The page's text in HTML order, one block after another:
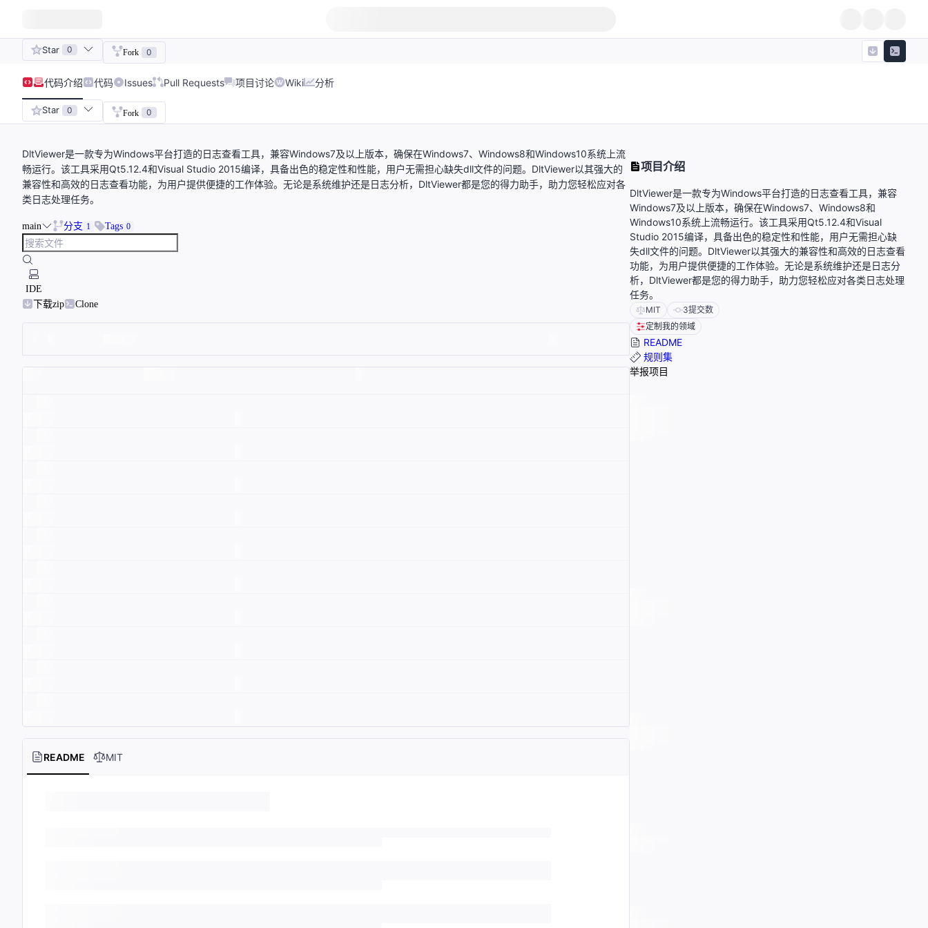
Star 0 Fork 0
代码介绍 代码 Issues Pull Requests 项目讨论 Wiki 分析
Star 0 Fork 0
DltViewer是一款专为Windows平台打造的日志查看工具，兼容Windows7及以上版本，确保在Windows7、Windows8和Windows10系统上流
畅运行。该工具采用Qt5.12.4和Visual Studio 2015编译，具备出色的稳定性和性能，用户无需担心缺失dll文件的问题。DltViewer以其强大的
兼容性和高效的日志查看功能，为用户提供便捷的工作体验。无论是系统维护还是日志分析，DltViewer都是您的得力助手，助力您轻松应对各
类日志处理任务。
main 分支 1 Tags 0
IDE
下载zip
Clone
README MIT
项目介绍
DltViewer是一款专为Windows平台打造的日志查看工具，兼容
Windows7及以上版本，确保在Windows7、Windows8和
Windows10系统上流畅运行。该工具采用Qt5.12.4和Visual
Studio 2015编译，具备出色的稳定性和性能，用户无需担心缺
失dll文件的问题。DltViewer以其强大的兼容性和高效的日志查看
功能，为用户提供便捷的工作体验。无论是系统维护还是日志分
析，DltViewer都是您的得力助手，助力您轻松应对各类日志处理
任务。
MIT 3提交数
定制我的领域
README
规则集
举报项目